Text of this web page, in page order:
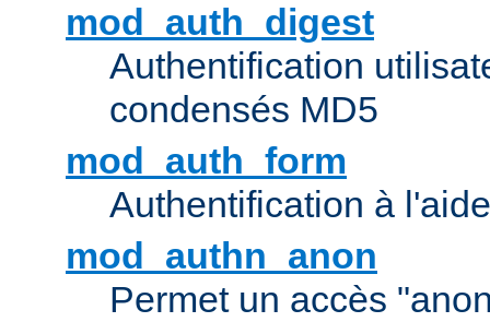
mod_auth_digest
Authentification
condensés MD5
mod_auth_form
Authentification à
mod_authn_anon
Permet un accès